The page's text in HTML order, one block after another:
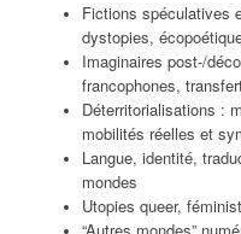
Fictions spéculatives
dystopies,
Imaginaires post-/
francophones,
Déterritorialisations :
mobilités réelles et
Langue, identité,
mondes
Utopies queer,